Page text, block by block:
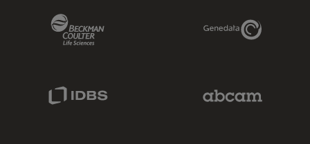
Genedata Link